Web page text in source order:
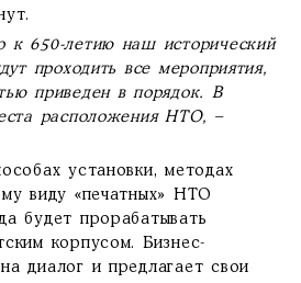
650-летию наш исторический
проходить все мероприятия,
приведен в порядок. В
расположения НТО, –
установки, методах
виду «печатных» НТО
будет прорабатывать
корпусом. Бизнес-
диалог и предлагает свои